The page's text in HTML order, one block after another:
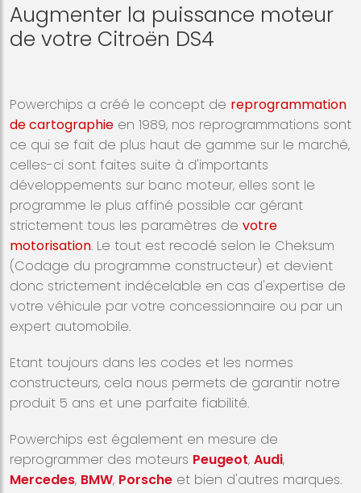
Augmenter la puissance moteur
de votre Citroën DS4
Powerchips a créé le concept de reprogrammation
de cartographie en 1989, nos reprogrammations sont
ce qui se fait de plus haut de gamme sur le marché,
celles-ci sont faites suite à d'importants
développements sur banc moteur, elles sont le
programme le plus affiné possible car gérant
strictement tous les paramètres de votre
motorisation. Le tout est recodé selon le Cheksum
(Codage du programme constructeur) et devient
donc strictement indécelable en cas d'expertise de
votre véhicule par votre concessionnaire ou par un
expert automobile.
Etant toujours dans les codes et les normes
constructeurs, cela nous permets de garantir notre
produit 5 ans et une parfaite fiabilité.
Powerchips est également en mesure de
reprogrammer des moteurs Peugeot, Audi,
Mercedes, BMW, Porsche et bien d'autres marques.